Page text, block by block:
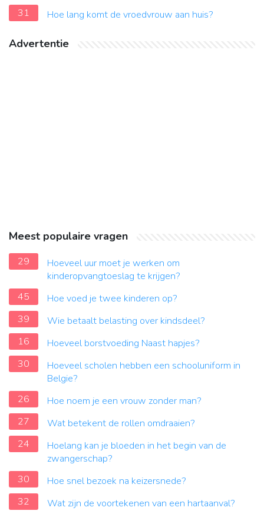
31
Hoe lang komt de vroedvrouw aan huis?
Advertentie
Meest populaire vragen
29
Hoeveel uur moet je werken om
kinderopvangtoeslag te krijgen?
45
Hoe voed je twee kinderen op?
39
Wie betaalt belasting over kindsdeel?
16
Hoeveel borstvoeding Naast hapjes?
30
Hoeveel scholen hebben een schooluniform in
Belgie?
26
Hoe noem je een vrouw zonder man?
27
Wat betekent de rollen omdraaien?
24
Hoelang kan je bloeden in het begin van de
zwangerschap?
30
Hoe snel bezoek na keizersnede?
32
Wat zijn de voortekenen van een hartaanval?